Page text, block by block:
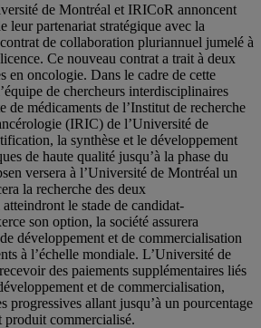
de Montréal et IRICoR annoncent
leur partenariat stratégique avec la
de collaboration pluriannuel jumelé à
Ce nouveau contrat a trait à deux
en oncologie. Dans le cadre de cette
de chercheurs interdisciplinaires
de médicaments de l’Institut de recherche
(IRIC) de l’Université de
la synthèse et le développement
de haute qualité jusqu’à la phase du
versera à l’Université de Montréal un
la recherche des deux
le stade de candidat-
son option, la société assurera
développement et de commercialisation
à l’échelle mondiale. L’Université de
des paiements supplémentaires liés
et de commercialisation,
progressives allant jusqu’à un pourcentage
commercialisé.